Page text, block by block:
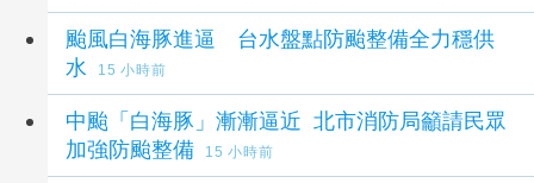
颱風白海豚進逼 台水盤點防颱整備全力穩供
水
15 小時前
中颱「白海豚」漸漸逼近 北市消防局籲請民眾
加強防颱整備
15 小時前